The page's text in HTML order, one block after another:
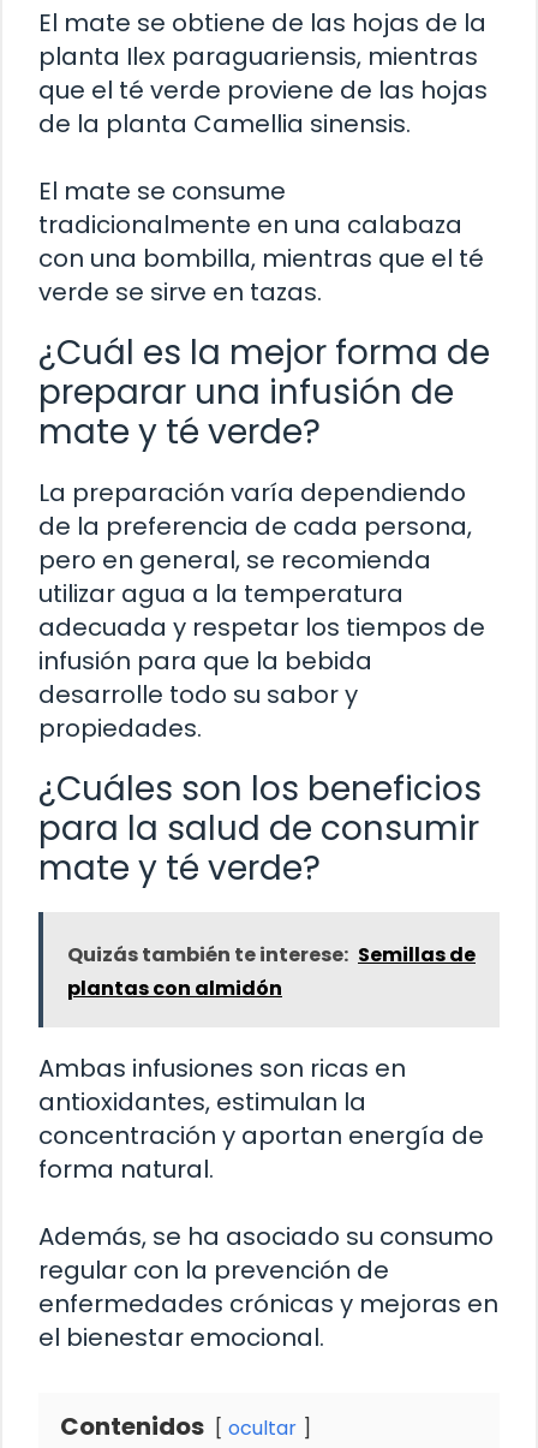
El mate se obtiene de las hojas de la
planta Ilex paraguariensis, mientras
que el té verde proviene de las hojas
de la planta Camellia sinensis.
El mate se consume
tradicionalmente en una calabaza
con una bombilla, mientras que el té
verde se sirve en tazas.
¿Cuál es la mejor forma de
preparar una infusión de
mate y té verde?
La preparación varía dependiendo
de la preferencia de cada persona,
pero en general, se recomienda
utilizar agua a la temperatura
adecuada y respetar los tiempos de
infusión para que la bebida
desarrolle todo su sabor y
propiedades.
¿Cuáles son los beneficios
para la salud de consumir
mate y té verde?
Quizás también te interese: Semillas de
plantas con almidón
Ambas infusiones son ricas en
antioxidantes, estimulan la
concentración y aportan energía de
forma natural.
Además, se ha asociado su consumo
regular con la prevención de
enfermedades crónicas y mejoras en
el bienestar emocional.
Contenidos ocultar